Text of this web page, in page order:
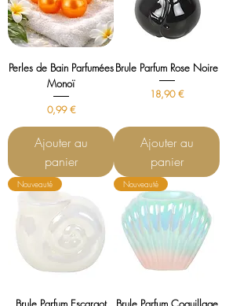
Perles de Bain Parfumées
Monoï
Prix
0,99 €
Ajouter au
panier
Brule Parfum Rose Noire
Prix
18,90 €
Ajouter au
panier
Nouveauté Nouveauté